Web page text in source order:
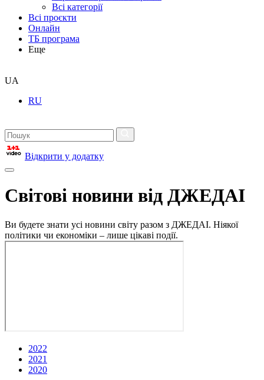
Всі категорії
Всі проєкти
Онлайн
ТБ програма
Еще
UA
RU
Відкрити у додатку
Світові новини від ДЖЕДАІ
Ви будете знати усі новини світу разом з ДЖЕДАІ. Ніякої
політики чи економіки – лише цікаві події.
2022
2021
2020